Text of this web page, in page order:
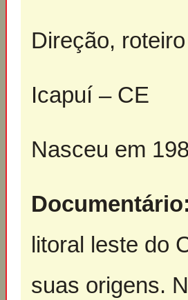
Direção,
Icapuí – CE
Nasceu em
Documentário:
litoral leste do
suas origens.